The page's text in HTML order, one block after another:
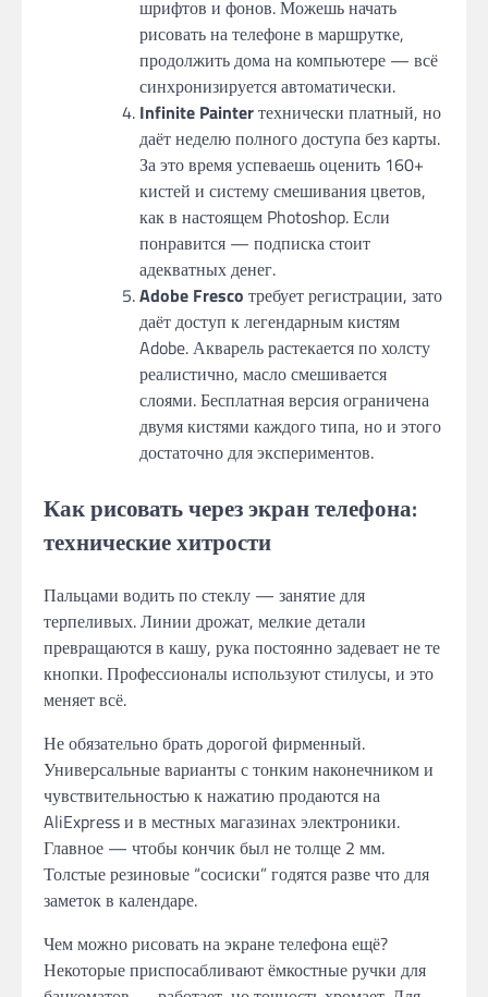
шрифтов и фонов. Можешь начать
рисовать на телефоне в маршрутке,
продолжить дома на компьютере — всё
синхронизируется автоматически.
Infinite Painterтехнически платный, но
даёт неделю полного доступа без карты.
За это время успеваешь оценить 160+
кистей и систему смешивания цветов,
как в настоящем Photoshop. Если
понравится — подписка стоит
адекватных денег.
Adobe Fresco требует регистрации, зато
даёт доступ к легендарным кистям
Adobe. Акварель растекается по холсту
реалистично, масло смешивается
слоями. Бесплатная версия ограничена
двумя кистями каждого типа, но и этого
достаточно для экспериментов.
Как рисовать через экран телефона:
технические хитрости
Пальцами водить по стеклу — занятие для
терпеливых. Линии дрожат, мелкие детали
превращаются в кашу, рука постоянно задевает не те
кнопки. Профессионалы используют стилусы, и это
меняет всё.
Не обязательно брать дорогой фирменный.
Универсальные варианты с тонким наконечником и
чувствительностью к нажатию продаются на
AliExpress и в местных магазинах электроники.
Главное — чтобы кончик был не толще 2 мм.
Толстые резиновые “сосиски” годятся разве что для
заметок в календаре.
Чем можно рисовать на экране телефона ещё?
Некоторые приспосабливают ёмкостные ручки для